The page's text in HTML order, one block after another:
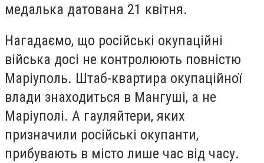
медалька датована 21 квітня.
Нагадаємо, що російські окупаційні
війська досі не контролюють повністю
Маріуполь. Штаб-квартира окупаційної
влади знаходиться в Мангуші, а не
Маріуполі. А гауляйтери, яких
призначили російські окупанти,
прибувають в місто лише час від часу.